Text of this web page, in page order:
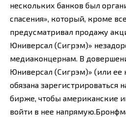
нескольких банков был
спасения», который, кроме
предусматривал продажу
Юниверсал (Сигрэм)»
медиаконцернам. В
Юниверсал (Сигрэм)» (или ее
обязана
бирже, чтобы американские
войти в нее